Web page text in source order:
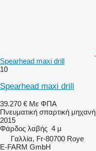
Spearhead maxi drill
10
Spearhead maxi drill
39.270 € Με ΦΠΑ
Πνευματική σπαρτική μηχανή
2015
Φάρδος λαβής 4 μ
Γαλλία, Fr-80700 Roye
E-FARM GmbH